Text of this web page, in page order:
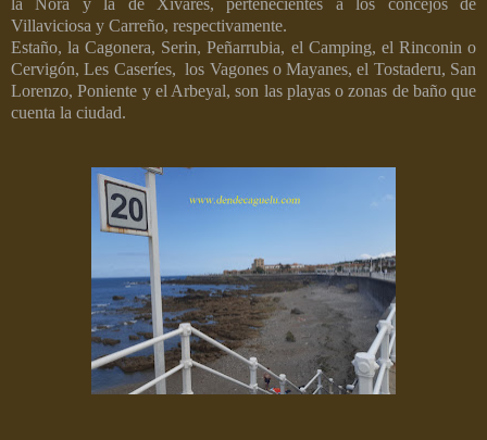
Villaviciosa y Carreño, respectivamente.
Estaño, la Cagonera, Serin, Peñarrubia, el Camping, el Rinconin o
Cervigón, Les Caseríes, los Vagones o Mayanes, el Tostaderu, San
Lorenzo, Poniente y el Arbeyal, son las playas o zonas de baño que
cuenta la ciudad.